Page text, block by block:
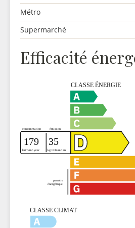
Métro
Supermarché
Efficacité